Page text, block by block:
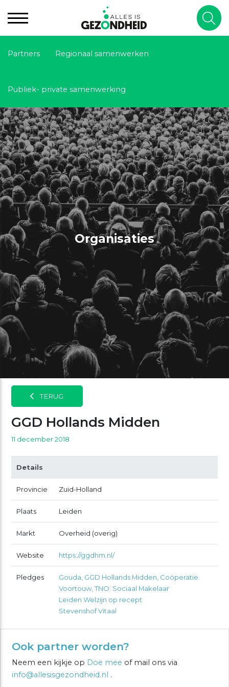
Partners Regionaal samenwerken
Publiek- private samenwerking
Organisaties
TERUG
GGD Hollands Midden
11 december 2018
Details
Provincie Zuid-Holland
Plaats Leiden
Markt Overheid (overig)
Website https://ggdhm.nl/
Pledges
Gouda, GGD Hollands Midden, Coöperatie
Voortouw, TNO: Sociaal Makelaar
Leiden Welzijn op recept
Stevenshof Vitaal
Ook partner worden?
Neem een kijkje op Doe mee of mail ons via
info@allesisgezondheid.nl .